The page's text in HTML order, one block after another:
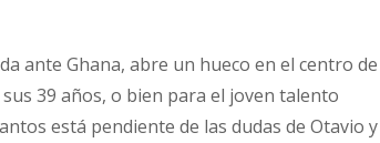
ante Ghana, abre un hueco en el centro
39 años, o bien para el joven talento
está pendiente de las dudas de Otavio y